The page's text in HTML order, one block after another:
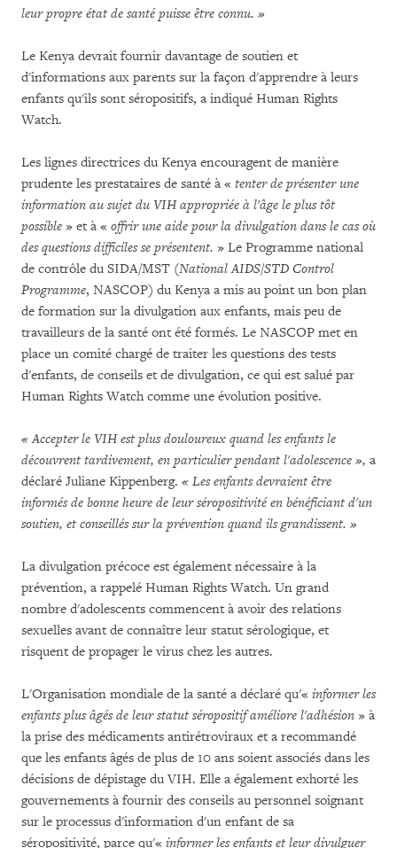
leur propre état de santé puisse être connu. »
Le Kenya devrait fournir davantage de soutien et
d'informations aux parents sur la façon d'apprendre à leurs
enfants qu'ils sont séropositifs, a indiqué Human Rights
Watch.
Les lignes directrices du Kenya encouragent de manière
prudente les prestataires de santé à « tenter de présenter une
information au sujet du VIH appropriée à l'âge le plus tôt
possible » et à « offrir une aide pour la divulgation dans le cas où
des questions difficiles se présentent. » Le Programme national
de contrôle du SIDA/MST (National AIDS/STD Control
Programme, NASCOP) du Kenya a mis au point un bon plan
de formation sur la divulgation aux enfants, mais peu de
travailleurs de la santé ont été formés. Le NASCOP met en
place un comité chargé de traiter les questions des tests
d'enfants, de conseils et de divulgation, ce qui est salué par
Human Rights Watch comme une évolution positive.
« Accepter le VIH est plus douloureux quand les enfants le
découvrent tardivement, en particulier pendant l'adolescence », a
déclaré Juliane Kippenberg. « Les enfants devraient être
informés de bonne heure de leur séropositivité en bénéficiant d'un
soutien, et conseillés sur la prévention quand ils grandissent. »
La divulgation précoce est également nécessaire à la
prévention, a rappelé Human Rights Watch. Un grand
nombre d'adolescents commencent à avoir des relations
sexuelles avant de connaître leur statut sérologique, et
risquent de propager le virus chez les autres.
L'Organisation mondiale de la santé a déclaré qu'« informer les
enfants plus âgés de leur statut séropositif améliore l'adhésion » à
la prise des médicaments antirétroviraux et a recommandé
que les enfants âgés de plus de 10 ans soient associés dans les
décisions de dépistage du VIH. Elle a également exhorté les
gouvernements à fournir des conseils au personnel soignant
sur le processus d'information d'un enfant de sa
séropositivité, parce qu'« informer les enfants et leur divulguer